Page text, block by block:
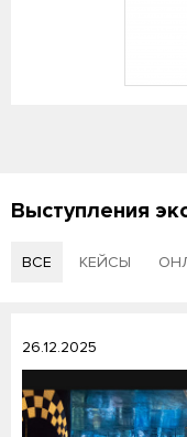
Выступления
ВСЕ КЕЙСЫ
26.12.2025